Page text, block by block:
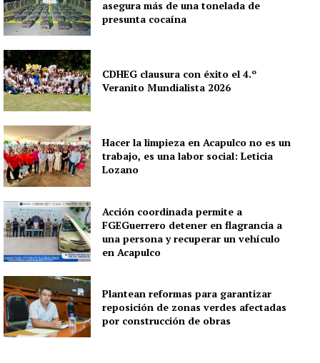
asegura más de una tonelada de
presunta cocaína
CDHEG clausura con éxito el 4.º
Veranito Mundialista 2026
Hacer la limpieza en Acapulco no es un
trabajo, es una labor social: Leticia
Lozano
Acción coordinada permite a
FGEGuerrero detener en flagrancia a
una persona y recuperar un vehículo
en Acapulco
Plantean reformas para garantizar
reposición de zonas verdes afectadas
por construcción de obras